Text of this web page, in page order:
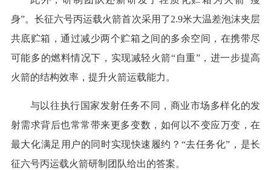
身”。长征六号丙运载火箭首次采用了2.9米大温差泡沫夹层
共底贮箱，通过减少两个贮箱之间的多余空间，在携带尽
可能多的燃料情况下，实现减轻火箭“自重”，进一步提高
火箭的结构效率，提升火箭运载能力。
与以往执行国家发射任务不同，商业市场多样化的发
射需求背后也常常带来更多变数，如何以不变应万变，在
最大化满足用户的同时实现快速履约？“去任务化”，是长
征六号丙运载火箭研制团队给出的答案。